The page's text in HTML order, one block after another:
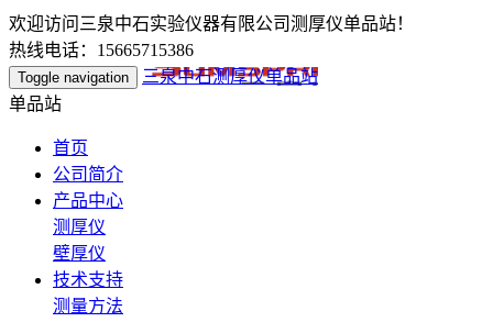
欢迎访问三泉中石实验仪器有限公司测厚仪单品站！
热线电话：15665715386
Toggle navigation
三泉中石测厚仪单品站
单品站
首页
公司简介
产品中心
测厚仪
壁厚仪
技术支持
测量方法